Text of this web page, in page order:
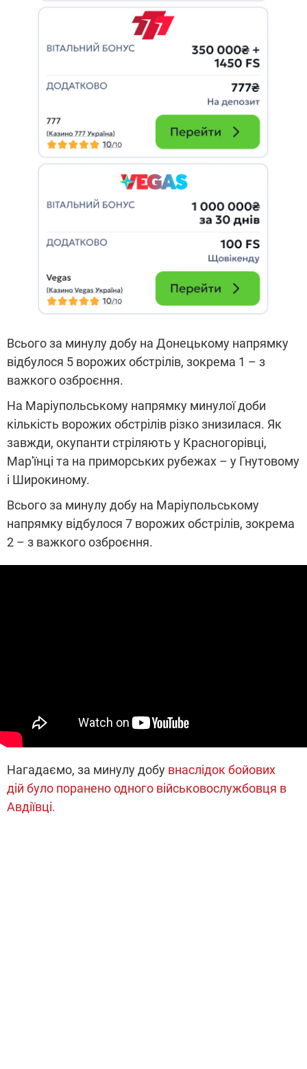
Всього за минулу добу на Донецькому напрямку
відбулося 5 ворожих обстрілів, зокрема 1 – з
важкого озброєння.
На Маріупольському напрямку минулої доби
кількість ворожих обстрілів різко знизилася. Як
завжди, окупанти стріляють у Красногорівці,
Мар'їнці та на приморських рубежах – у Гнутовому
і Широкиному.
Всього за минулу добу на Маріупольському
напрямку відбулося 7 ворожих обстрілів, зокрема
2 – з важкого озброєння.
Нагадаємо, за минулу добу внаслідок бойових
дій було поранено одного військовослужбовця в
Авдіївці.